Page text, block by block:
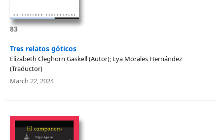
83
Tres relatos góticos
Elizabeth Cleghorn Gaskell (Autor); Lya Morales Hernández
(Traductor)
March 22, 2024